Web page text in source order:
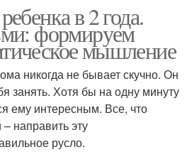
в 2 года.
формируем
мышление
никогда не бывает скучно. Он
занять. Хотя бы на одну минуту
ему интересным. Все, что
направить эту
русло.